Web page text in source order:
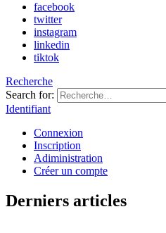
facebook
twitter
instagram
linkedin
tiktok
Recherche
Search for:
Identifiant
Connexion
Inscription
Adiministration
Créer un compte
Derniers articles